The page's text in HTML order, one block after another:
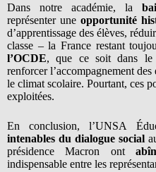
Dans notre académie, la
représenter uneopportunité
d’apprentissage des élèves,
classe – la France restant
l’OCDE, que ce soit dans le
renforcer l’accompagnement
le climat scolaire. Pourtant, ces
exploitées.
En conclusion, l’UNSA
intenables du dialogue social
présidence Macron ont
indispensable entre les